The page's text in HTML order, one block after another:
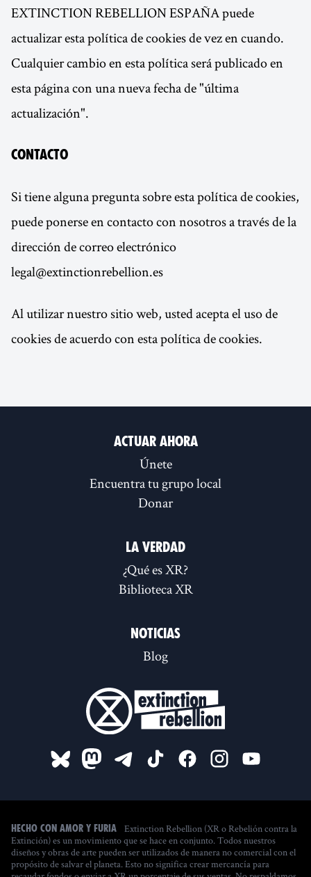
EXTINCTION REBELLION ESPAÑA puede
actualizar esta política de cookies de vez en cuando.
Cualquier cambio en esta política será publicado en
esta página con una nueva fecha de "última
actualización".
Contacto
Si tiene alguna pregunta sobre esta política de cookies,
puede ponerse en contacto con nosotros a través de la
dirección de correo electrónico
legal@extinctionrebellion.es
Al utilizar nuestro sitio web, usted acepta el uso de
cookies de acuerdo con esta política de cookies.
Actuar ahora
Únete
Encuentra tu grupo local
Donar
La verdad
¿Qué es XR?
Biblioteca XR
Noticias
Blog
Hecho con amor y furia
Extinction Rebellion (XR o Rebelión contra la
Extinción) es un movimiento que se hace en conjunto. Todos nuestros
diseños y obras de arte pueden ser utilizados de manera no comercial con el
propósito de salvar el planeta. Esto no significa crear mercancía para